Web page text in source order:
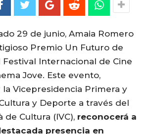
29 de junio, Amaia Romero
Premio Un Futuro de
Internacional de Cine
Jove. Este evento,
Vicepresidencia Primera y
y Deporte a través del
de Cultura (IVC), reconocerá a
presencia en